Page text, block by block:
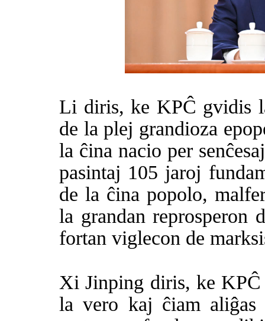
Li diris, ke KPĈ gvidis
de la plej grandioza
la ĉina nacio per
pasintaj 105 jaroj
de la ĉina popolo,
la grandan reprosperon
fortan viglecon de
Xi Jinping diris, ke KPĈ
la vero kaj ĉiam